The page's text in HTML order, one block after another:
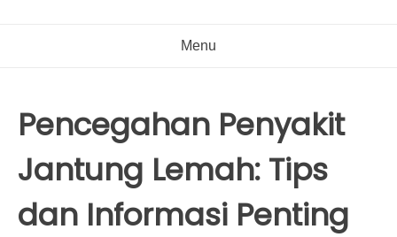
Menu
Pencegahan Penyakit
Jantung Lemah: Tips
dan Informasi Penting